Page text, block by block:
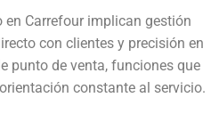
en Carrefour implican gestión
con clientes y precisión en
punto de venta, funciones que
constante al servicio.